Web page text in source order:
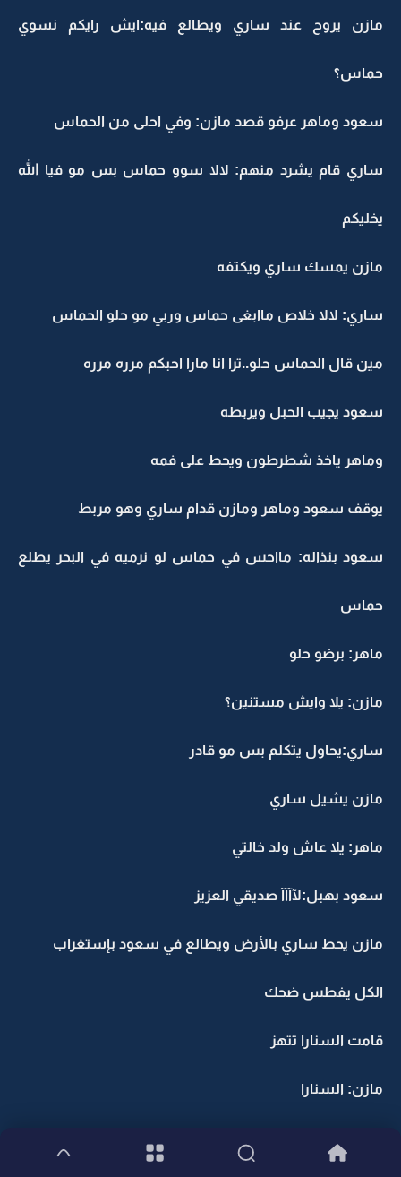
مازن يروح عند ساري ويطالع فيه:ايش رايكم نسوي
حماس؟
سعود وماهر عرفو قصد مازن: وفي احلى من الحماس
ساري قام يشرد منهم: لالا سوو حماس بس مو فيا الله
يخليكم
مازن يمسك ساري ويكتفه
ساري: لالا خلاص ماابغى حماس وربي مو حلو الحماس
مين قال الحماس حلو..ترا انا مارا احبكم مرره مرره
سعود يجيب الحبل ويربطه
وماهر ياخذ شطرطون ويحط على فمه
يوقف سعود وماهر ومازن قدام ساري وهو مربط
سعود بنذاله: مااحس في حماس لو نرميه في البحر يطلع
حماس
ماهر: برضو حلو
مازن: يلا وايش مستنين؟
ساري:يحاول يتكلم بس مو قادر
مازن يشيل ساري
ماهر: يلا عاش ولد خالتي
سعود بهبل:لآآآآ صديقي العزيز
مازن يحط ساري بالأرض ويطالع في سعود بإستغراب
الكل يفطس ضحك
قامت السنارا تتهز
مازن: السنارا